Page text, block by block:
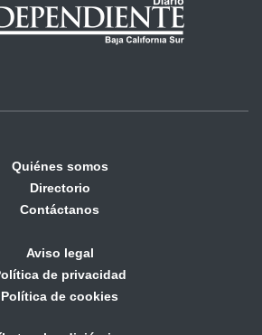
Quiénes somos
Directorio
Contáctanos
Aviso legal
de privacidad
Política de cookies